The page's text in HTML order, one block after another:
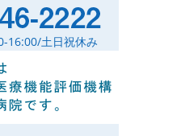
16:00/土日祝休み